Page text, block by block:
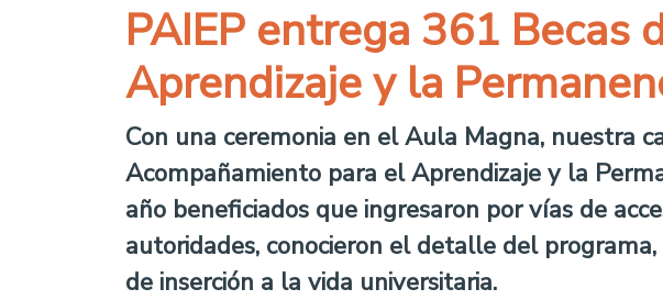
PAIEP entrega 361 Becas
Aprendizaje y la
Con una ceremonia en el Aula Magna, nuestra
Acompañamiento para el Aprendizaje y la
año beneficiados que ingresaron por vías de
autoridades, conocieron el detalle del
de inserción a la vida universitaria.